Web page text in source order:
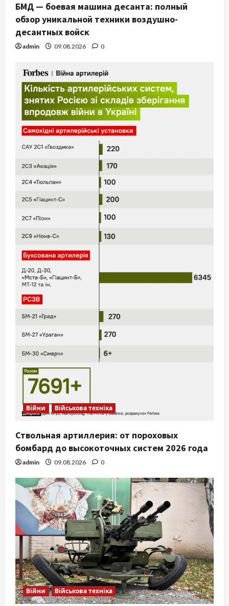
БМД — боевая машина десанта: полный
обзор уникальной техники воздушно-
десантных войск
admin 09.08.2026 0
Війни Військова техніка
Ствольная артиллерия: от пороховых
бомбард до высокоточных систем 2026 года
admin 09.08.2026 0
Війни Військова техніка